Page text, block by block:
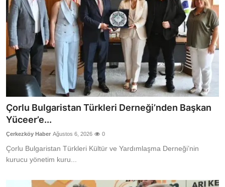
Çorlu Bulgaristan Türkleri Derneği’nden Başkan
Yüceer’e...
Çerkezköy Haber Ağustos 6, 2026 0
Çorlu Bulgaristan Türkleri Kültür ve Yardımlaşma Derneği’nin
kurucu yönetim kuru...